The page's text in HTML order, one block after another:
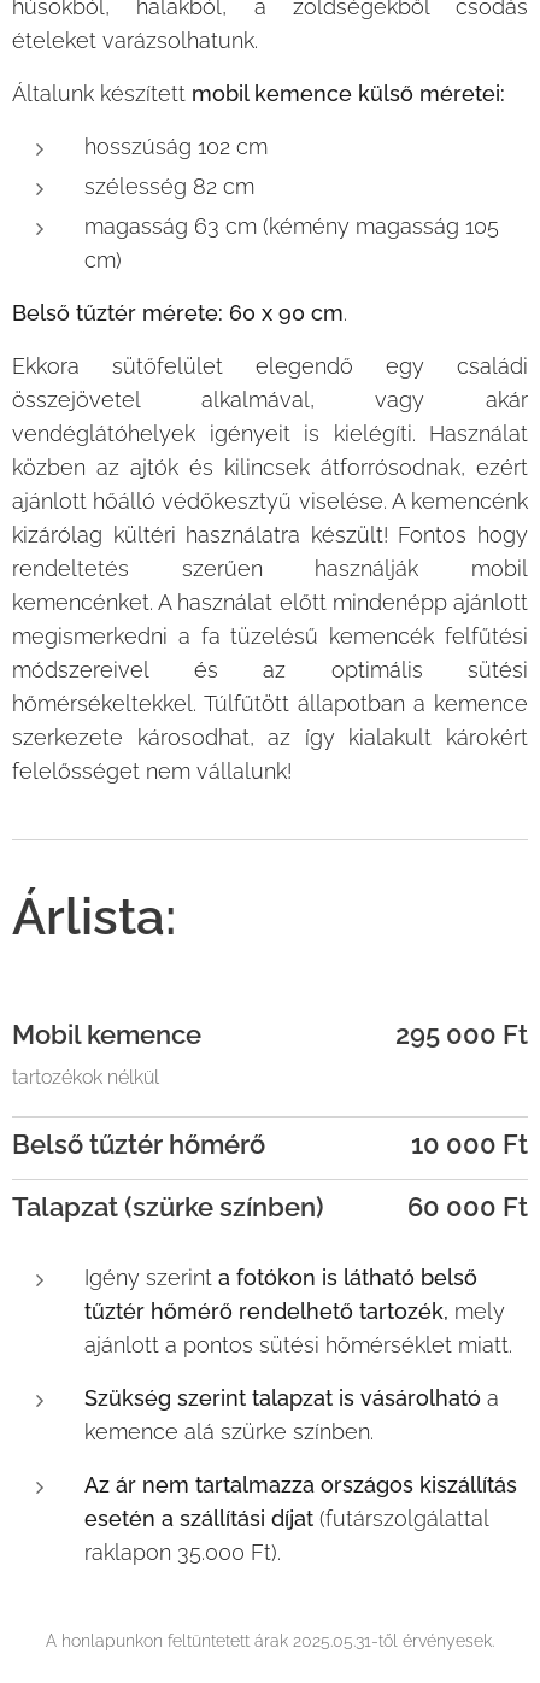
húsokból, halakból, a zöldségekből csodás
ételeket varázsolhatunk.
Általunk készített mobil kemence külső méretei:
hosszúság 102 cm
szélesség 82 cm
magasság 63 cm (kémény magasság 105
cm)
Belső tűztér mérete: 60 x 90 cm.
Ekkora sütőfelület elegendő egy családi
összejövetel alkalmával, vagy akár
vendéglátóhelyek igényeit is kielégíti. Használat
közben az ajtók és kilincsek átforrósodnak, ezért
ajánlott hőálló védőkesztyű viselése. A kemencénk
kizárólag kültéri használatra készült! Fontos hogy
rendeltetés szerűen használják mobil
kemencénket. A használat előtt mindenépp ajánlott
megismerkedni a fa tüzelésű kemencék felfűtési
módszereivel és az optimális sütési
hőmérsékeltekkel. Túlfűtött állapotban a kemence
szerkezete károsodhat, az így kialakult károkért
felelősséget nem vállalunk!
Árlista:
Mobil kemence
tartozékok nélkül
295 000 Ft
Belső tűztér hőmérő
10 000 Ft
Talapzat (szürke színben)
60 000 Ft
Igény szerint a fotókon is látható belső
tűztér hőmérő rendelhető tartozék, mely
ajánlott a pontos sütési hőmérséklet miatt.
Szükség szerint talapzat is vásárolható a
kemence alá szürke színben.
Az ár nem tartalmazza országos kiszállítás
esetén a szállítási díjat (futárszolgálattal
raklapon 35.000 Ft).
A honlapunkon feltüntetett árak 2025.05.31-től érvényesek.